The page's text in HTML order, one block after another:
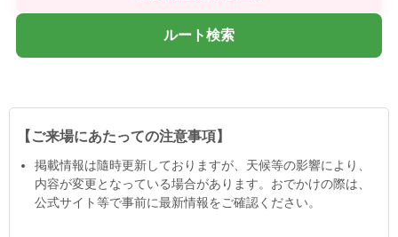
ルート検索
【ご来場にあたっての注意事項】
掲載情報は隨時更新しておりますが、天候等の影響により、
内容が変更となっている場合があります。おでかけの際は、
公式サイト等で事前に最新情報をご確認ください。